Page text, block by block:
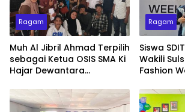
Ragam
Muh Al Jibril Ahmad Terpilih
sebagai Ketua OSIS SMA Ki
Hajar Dewantara
Ragam
Siswa
Wakili
Fashion
dengan
Simetria